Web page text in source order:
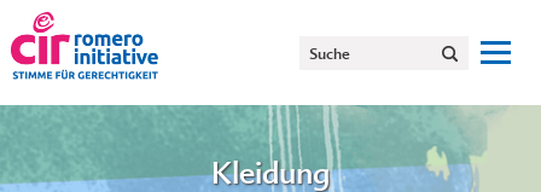
Kleidung